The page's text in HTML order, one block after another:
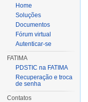
Home
Soluções
Documentos
Fórum virtual
Autenticar-se
FATIMA
PDSTIC na FATIMA
Recuperação e troca
de senha
Contatos